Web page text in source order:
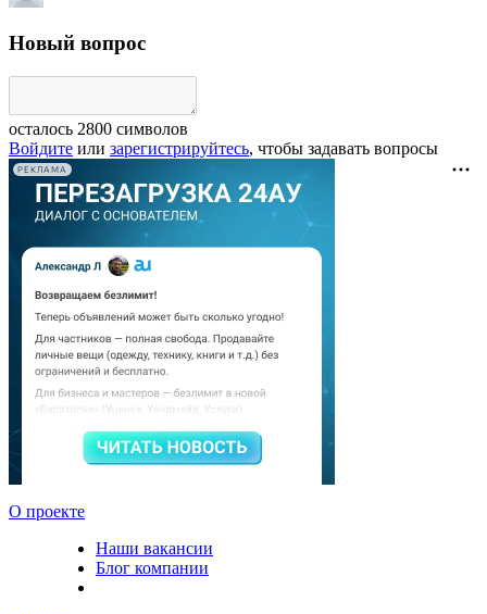
Новый вопрос
осталось 2800 символов
Войдите или зарегистрируйтесь, чтобы задавать вопросы
РЕКЛАМА
О проекте
Наши вакансии
Блог компании